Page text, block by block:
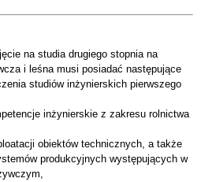
na studia drugiego stopnia na
i leśna musi posiadać następujące
studiów inżynierskich pierwszego
inżynierskie z zakresu rolnictwa
obiektów technicznych, a także
produkcyjnych występujących w